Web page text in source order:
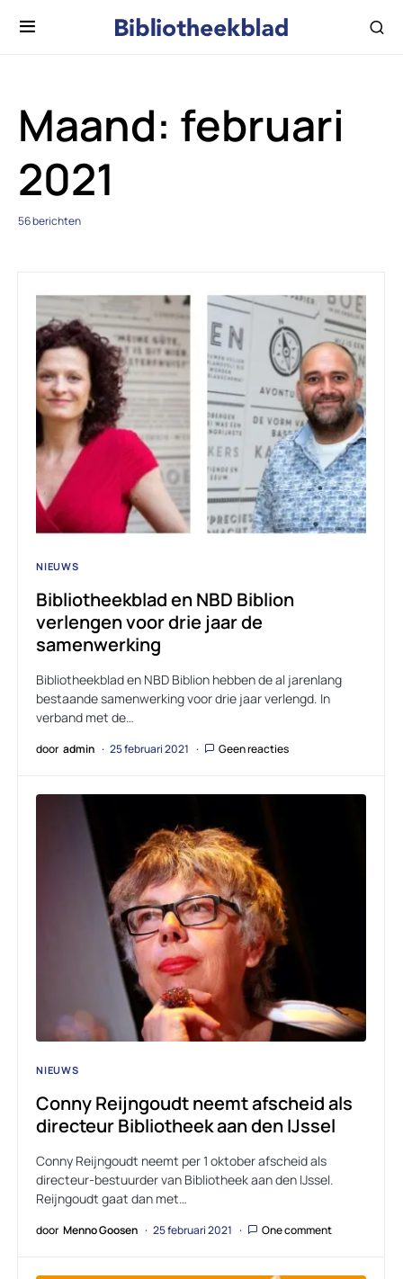
Maand: februari
2021
56 berichten
NIEUWS
Bibliotheekblad en NBD Biblion
verlengen voor drie jaar de
samenwerking
Bibliotheekblad en NBD Biblion hebben de al jarenlang
bestaande samenwerking voor drie jaar verlengd. In
verband met de…
door admin 25 februari 2021 Geen reacties
NIEUWS
Conny Reijngoudt neemt afscheid als
directeur Bibliotheek aan den IJssel
Conny Reijngoudt neemt per 1 oktober afscheid als
directeur-bestuurder van Bibliotheek aan den IJssel.
Reijngoudt gaat dan met…
door Menno Goosen 25 februari 2021 One comment